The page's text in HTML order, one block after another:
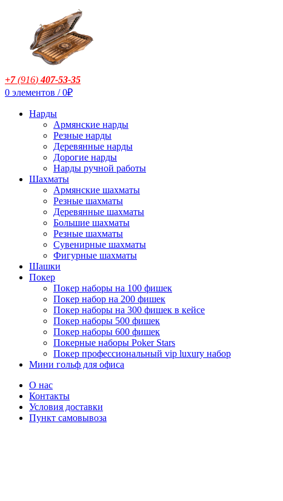
+7(916)407-53-35
0 элементов / 0₽
Нарды
Армянские нарды
Резные нарды
Деревянные нарды
Дорогие нарды
Нарды ручной работы
Шахматы
Армянские шахматы
Резные шахматы
Деревянные шахматы
Большие шахматы
Резные шахматы
Сувенирные шахматы
Фигурные шахматы
Шашки
Покер
Покер наборы на 100 фишек
Покер набор на 200 фишек
Покер наборы на 300 фишек в кейсе
Покер наборы 500 фишек
Покер наборы 600 фишек
Покерные наборы Poker Stars
Покер профессиональный vip luxury набор
Мини гольф для офиса
О нас
Контакты
Условия доставки
Пункт самовывоза